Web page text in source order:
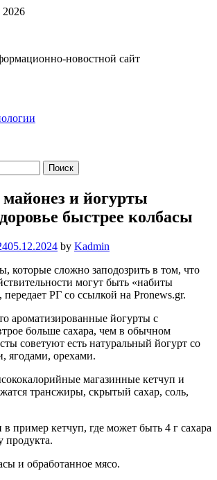
2026
новостной сайт
и йогурты
быстрее колбасы
05.12.2024 by Kadmin
которые сложно заподозрить в том, что
могут быть «набиты
РГ со ссылкой на Pronews.gr.
ароматизированные йогурты с
больше сахара, чем в обычном
советуют есть натуральный йогурт со
ягодами, орехами.
магазинные кетчуп и
трансжиры, скрытый сахар, соль,
пример кетчуп, где может быть 4 г сахара
продукта.
и обработанное мясо.